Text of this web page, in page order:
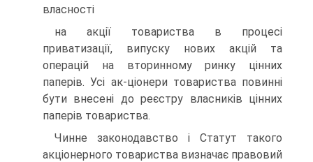
власностi
на акцiї товариства в процесi
приватизацiї, випуску нових акцiй та
операцiй на вторинному ринку цiнних
паперiв. Усi ак-цiонери товариства повиннi
бути внесенi до реєстру власникiв цiнних
паперiв товариства.
Чинне законодавство i Статут такого
акцiонерного товариства визначає правовий